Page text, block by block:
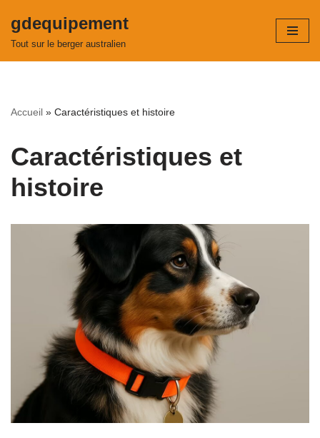
Aller
gdequipement
Tout sur le berger australien
Accueil » Caractéristiques et histoire
Caractéristiques et
histoire